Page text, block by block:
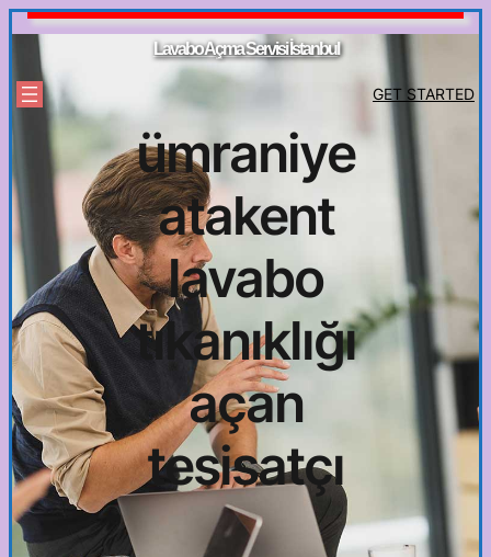
İçeriğe
Lavabo Açma Servisi İstanbul
GET STARTED
ümraniye
atakent
lavabo
tıkanıklığı
açan
tesisatçı